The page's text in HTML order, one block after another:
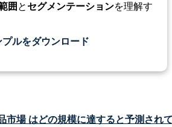
囲 と セグメンテーションを理解す
ルをダウンロード
市場 はどの規模に達すると予測され